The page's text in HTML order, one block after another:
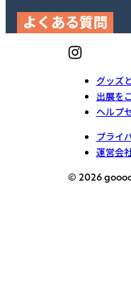
よくある質問
グッズ
出展を
ヘルプ
プライ
運営会
© 2026